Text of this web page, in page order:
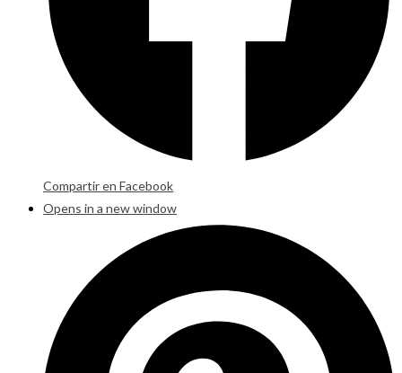
Compartir en Facebook
Opens in a new window